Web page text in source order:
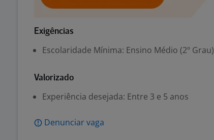
Exigências
Escolaridade Mínima: Ensino Médio (2º Grau)
Valorizado
Experiência desejada: Entre 3 e 5 anos
Denunciar vaga